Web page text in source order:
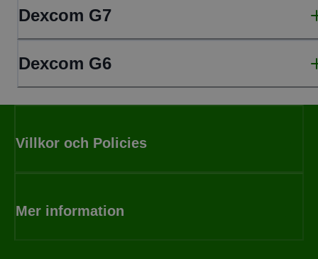
Dexcom G7
Dexcom G6
Villkor och Policies
Mer information